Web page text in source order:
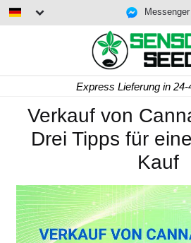
Messenger
Express Lieferung in 24-
Verkauf von
Drei Tipps für
Kauf